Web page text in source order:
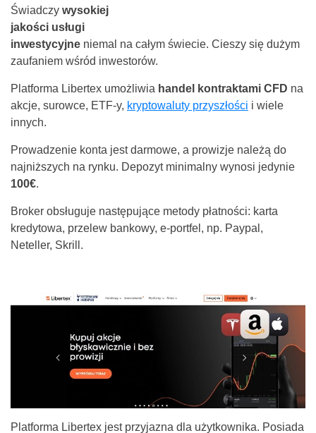
Świadczy wysokiej
jakości usługi
inwestycyjne niemal na całym świecie. Cieszy się dużym
zaufaniem wśród inwestorów.
Platforma Libertex umożliwia handel kontraktami CFD na
akcje, surowce, ETF-y, kryptowaluty przyszłości i wiele
innych.
Prowadzenie konta jest darmowe, a prowizje należą do
najniższych na rynku. Depozyt minimalny wynosi jedynie
100€.
Broker obsługuje następujące metody płatności: karta
kredytowa, przelew bankowy, e-portfel, np. Paypal,
Neteller, Skrill.
Platforma Libertex jest przyjazna dla użytkownika. Posiada